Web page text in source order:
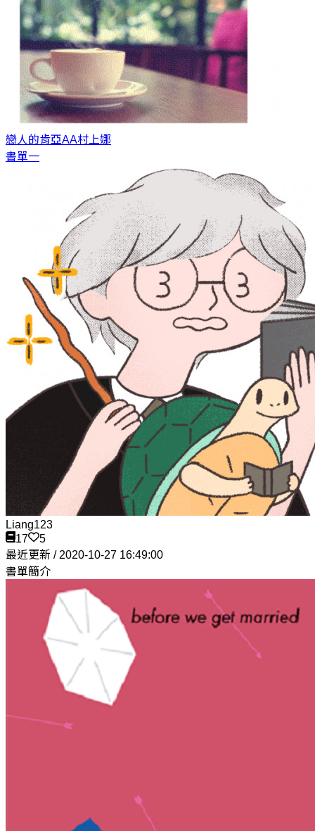
戀人的肯亞AA村上娜
書單一
Liang123
17
5
最近更新 / 2020-10-27 16:49:00
書單簡介